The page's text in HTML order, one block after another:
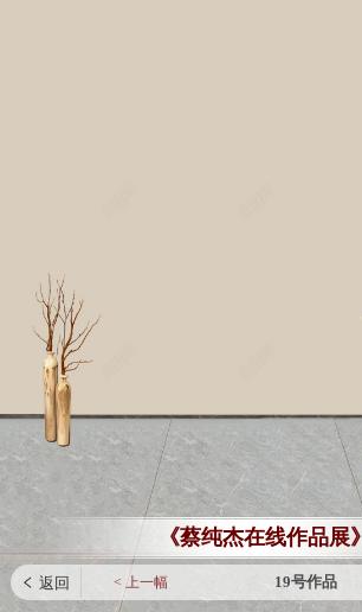
《蔡纯杰在线作品展》
 返回 < 上一幅 19号作品